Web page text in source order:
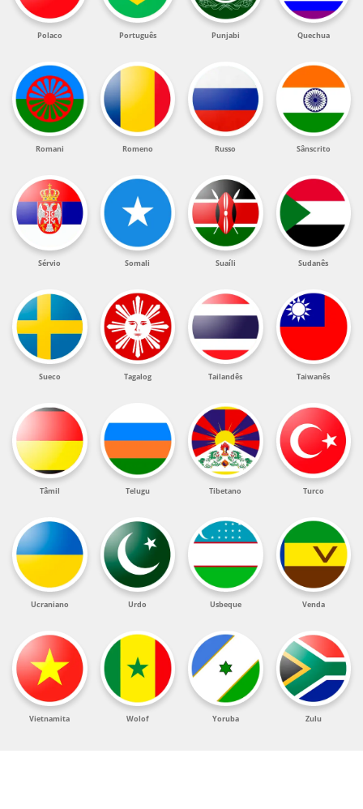
Polaco Português Punjabi Quechua
Romani Romeno Russo Sânscrito
Sérvio Somali Suaíli Sudanês
Sueco Tagalog Tailandês Taiwanês
Tâmil Telugu Tibetano Turco
Ucraniano Urdo Usbeque Venda
Vietnamita Wolof Yoruba Zulu